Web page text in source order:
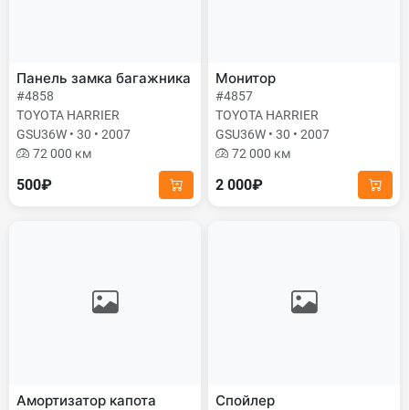
Панель замка багажника
#4858
TOYOTA HARRIER
GSU36W • 30 • 2007
72 000 км
500₽
Монитор
#4857
TOYOTA HARRIER
GSU36W • 30 • 2007
72 000 км
2 000₽
Амортизатор капота Спойлер